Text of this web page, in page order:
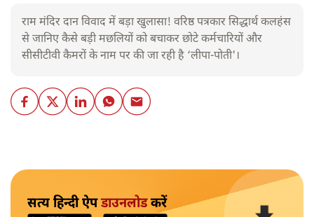
राम मंदिर दान विवाद में बड़ा खुलासा! वरिष्ठ पत्रकार सिद्धार्थ कलहंस
से जानिए कैसे बड़ी मछलियों को बचाकर छोटे कर्मचारियों और
सीसीटीवी कैमरों के नाम पर की जा रही है ‘लीपा-पोती'।
सत्य हिन्दी ऐपडाउनलोडकरें